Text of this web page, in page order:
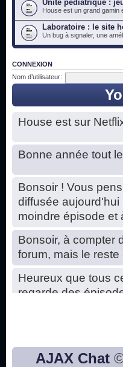
Unité pédiatrique :
House est un grand gamin
Laboratoire : le site
Un bug à signaler, une
CONNEXION
Nom d’utilisateur:
House est sur
Bonne année tout
Bonsoir ! Vous
diffusée
moindre épisode et
Bonsoir, à compter
forum, mais le
Heureux que tous
regarde des
Bon, 2020, ça n'a
AJAX Chat